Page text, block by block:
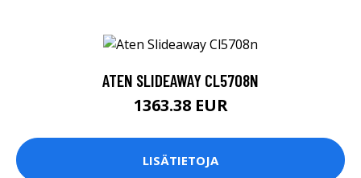
ATEN SLIDEAWAY CL5708N
1363.38 EUR
LISÄTIETOJA